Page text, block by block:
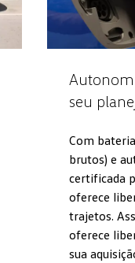
seu
Com
brutos) e
certificada
oferece
trajetos.
oferece
sua